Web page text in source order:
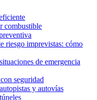
combustible
riesgo imprevistas: cómo
de emergencia
seguridad
y autovías